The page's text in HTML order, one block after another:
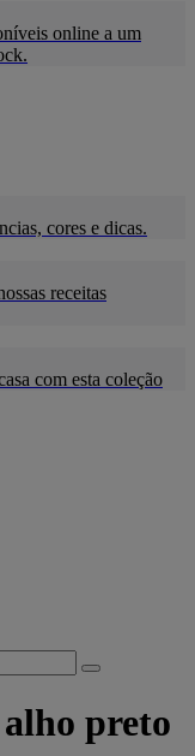
online a um
cores e dicas.
receitas
com esta coleção
preto